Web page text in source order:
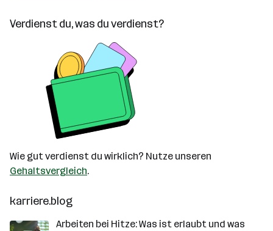
Verdienst du, was du verdienst?
Wie gut verdienst du wirklich? Nutze unseren
Gehaltsvergleich.
karriere.blog
Arbeiten bei Hitze: Was ist erlaubt und was